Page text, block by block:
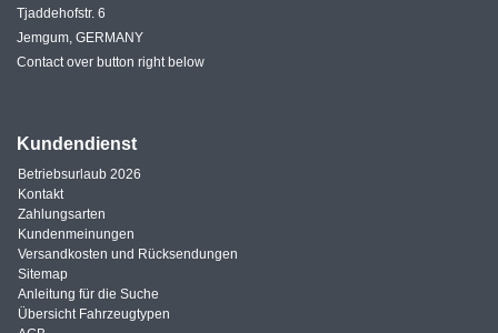
Tjaddehofstr. 6
Jemgum, GERMANY
Contact over button right below
Kundendienst
Betriebsurlaub 2026
Kontakt
Zahlungsarten
Kundenmeinungen
Versandkosten und Rücksendungen
Sitemap
Anleitung für die Suche
Übersicht Fahrzeugtypen